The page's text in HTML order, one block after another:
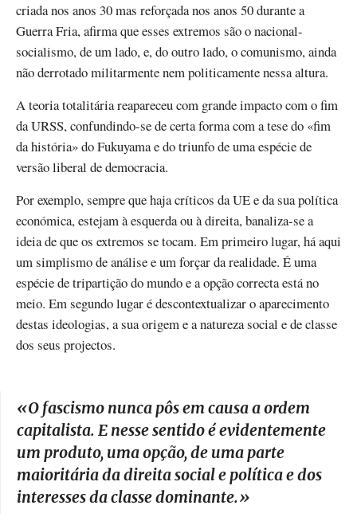
criada nos anos 30 mas reforçada nos anos 50 durante a
Guerra Fria, afirma que esses extremos são o nacional-
socialismo, de um lado, e, do outro lado, o comunismo, ainda
não derrotado militarmente nem politicamente nessa altura.
A teoria totalitária reapareceu com grande impacto com o fim
da URSS, confundindo-se de certa forma com a tese do «fim
da história» do Fukuyama e do triunfo de uma espécie de
versão liberal de democracia.
Por exemplo, sempre que haja críticos da UE e da sua política
económica, estejam à esquerda ou à direita, banaliza-se a
ideia de que os extremos se tocam. Em primeiro lugar, há aqui
um simplismo de análise e um forçar da realidade. É uma
espécie de tripartição do mundo e a opção correcta está no
meio. Em segundo lugar é descontextualizar o aparecimento
destas ideologias, a sua origem e a natureza social e de classe
dos seus projectos.
«O fascismo nunca pôs em causa a ordem
capitalista. E nesse sentido é evidentemente
um produto, uma opção, de uma parte
maioritária da direita social e política e dos
interesses da classe dominante.»